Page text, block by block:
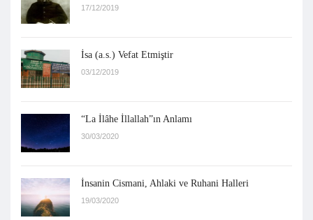
17/12/2019
İsa (a.s.) Vefat Etmiştir
03/12/2019
“La İlâhe İllallah”ın Anlamı
30/03/2020
İnsanin Cismani, Ahlaki ve Ruhani Halleri
19/03/2020